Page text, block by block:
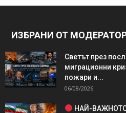
ИЗБРАНИ ОТ
Светът през
миграционни
пожари и...
06/08/2026
НАЙ-